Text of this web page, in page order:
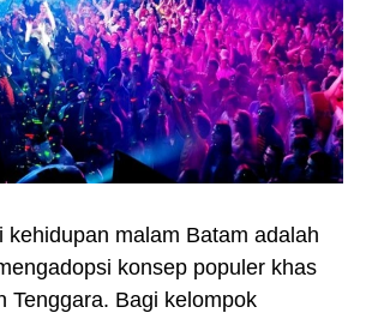
kehidupan malam Batam adalah
konsep populer khas
Tenggara. Bagi kelompok